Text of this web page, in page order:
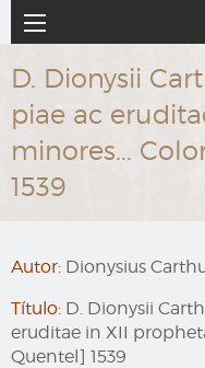
al
contenido
principal
Navegación
principal
D. Dionysii
piae ac
minores...
1539
Autor: Dionysius
Título: D. Dionysii
eruditae in XII
Quentel] 1539